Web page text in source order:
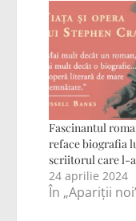
Fascinantul
reface biografia
scriitorul care l-
24 aprilie 2024
În „Apariții